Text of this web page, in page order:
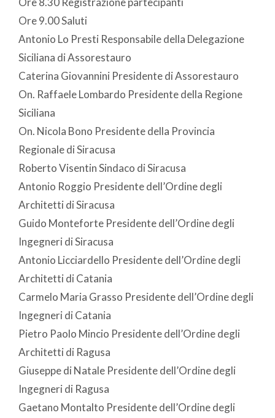
Ore 9.00 Saluti
Antonio Lo Presti Responsabile della Delegazione
Siciliana di Assorestauro
Caterina Giovannini Presidente di Assorestauro
On. Raffaele Lombardo Presidente della Regione
Siciliana
On. Nicola Bono Presidente della Provincia
Regionale di Siracusa
Roberto Visentin Sindaco di Siracusa
Antonio Roggio Presidente dell’Ordine degli
Architetti di Siracusa
Guido Monteforte Presidente dell’Ordine degli
Ingegneri di Siracusa
Antonio Licciardello Presidente dell’Ordine degli
Architetti di Catania
Carmelo Maria Grasso Presidente dell’Ordine degli
Ingegneri di Catania
Pietro Paolo Mincio Presidente dell’Ordine degli
Architetti di Ragusa
Giuseppe di Natale Presidente dell’Ordine degli
Ingegneri di Ragusa
Gaetano Montalto Presidente dell’Ordine degli